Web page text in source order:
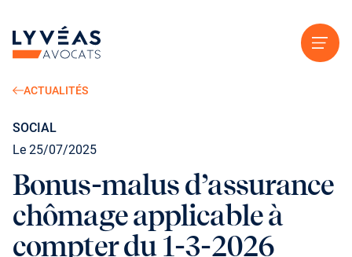
ACTUALITÉS
SOCIAL
Le 25/07/2025
Bonus-malus d’assurance
chômage applicable à
compter du 1-3-2026